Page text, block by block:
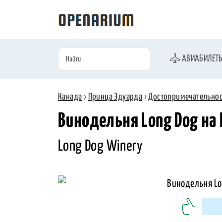
АВИАБИЛЕТЫ
Канада › Принца Эдуарда ›
Винодельня Long Dog
Long Dog Winery